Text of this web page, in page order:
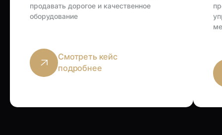
продавать дорогое и качественное
оборудование
Смотреть кейс
подробнее